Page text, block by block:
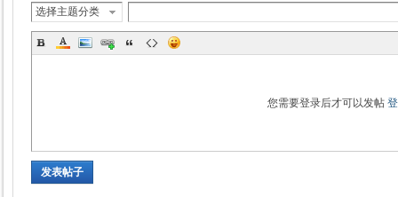
选择主题分类
您需要登录后才可以发帖
发表帖子